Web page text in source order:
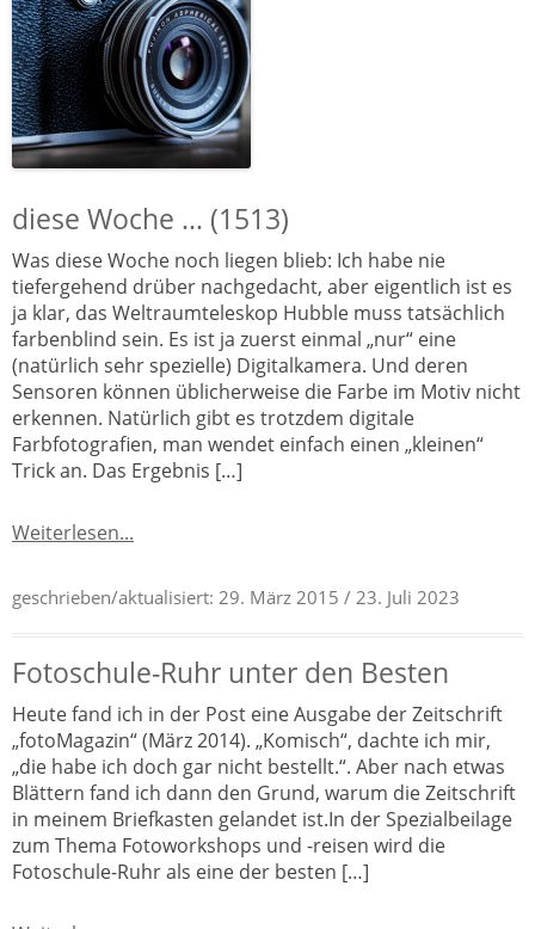
diese Woche … (1513)
Was diese Woche noch liegen blieb: Ich habe nie
tiefergehend drüber nachgedacht, aber eigentlich ist es
ja klar, das Weltraumteleskop Hubble muss tatsächlich
farbenblind sein. Es ist ja zuerst einmal „nur“ eine
(natürlich sehr spezielle) Digitalkamera. Und deren
Sensoren können üblicherweise die Farbe im Motiv nicht
erkennen. Natürlich gibt es trotzdem digitale
Farbfotografien, man wendet einfach einen „kleinen“
Trick an. Das Ergebnis […]
Weiterlesen...
geschrieben/aktualisiert: 29. März 2015 / 23. Juli 2023
Fotoschule-Ruhr unter den Besten
Heute fand ich in der Post eine Ausgabe der Zeitschrift
„fotoMagazin“ (März 2014). „Komisch“, dachte ich mir,
„die habe ich doch gar nicht bestellt.“. Aber nach etwas
Blättern fand ich dann den Grund, warum die Zeitschrift
in meinem Briefkasten gelandet ist.In der Spezialbeilage
zum Thema Fotoworkshops und -reisen wird die
Fotoschule-Ruhr als eine der besten […]